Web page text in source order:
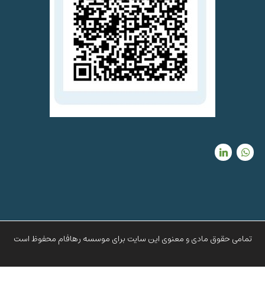
تمامی حقوق مادی و معنوی این سایت برای موسسه رهافام محفوظ است